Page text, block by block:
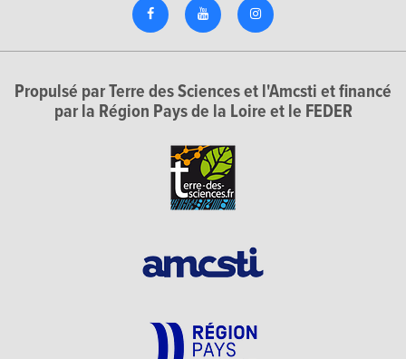
Propulsé par Terre des Sciences et l'Amcsti et financé
par la Région Pays de la Loire et le FEDER